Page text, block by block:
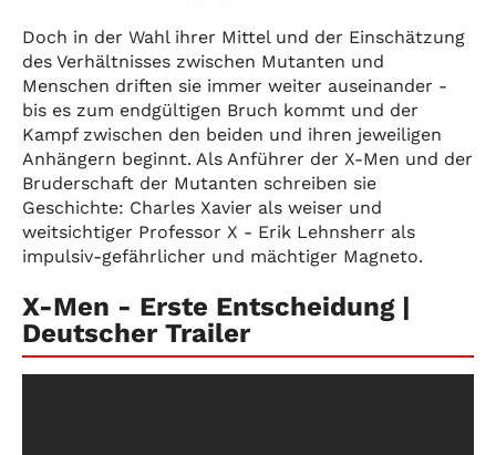
Doch in der Wahl ihrer Mittel und der Einschätzung
des Verhältnisses zwischen Mutanten und
Menschen driften sie immer weiter auseinander -
bis es zum endgültigen Bruch kommt und der
Kampf zwischen den beiden und ihren jeweiligen
Anhängern beginnt. Als Anführer der X-Men und der
Bruderschaft der Mutanten schreiben sie
Geschichte: Charles Xavier als weiser und
weitsichtiger Professor X - Erik Lehnsherr als
impulsiv-gefährlicher und mächtiger Magneto.
X-Men - Erste Entscheidung |
Deutscher Trailer